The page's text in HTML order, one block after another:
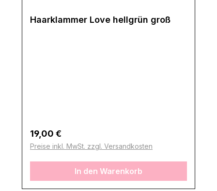
Haarklammer Love hellgrün groß
Regulärer Preis:
19,00 €
Preise inkl. MwSt. zzgl. Versandkosten
In den Warenkorb